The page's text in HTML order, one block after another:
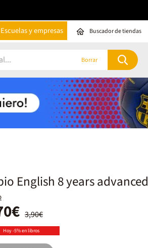
Escuelas y empresas Buscador de tiendas
Borrar
English 8 years advanced
3,90€
Hoy -5% en libros